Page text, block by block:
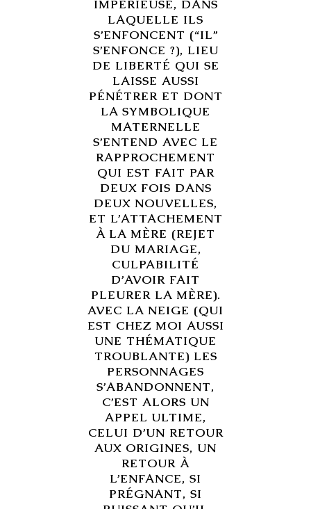
IMPÉRIEUSE, DANS
LAQUELLE ILS
S’ENFONCENT (“IL”
S’ENFONCE ?), LIEU
DE LIBERTÉ QUI SE
LAISSE AUSSI
PÉNÉTRER ET DONT
LA SYMBOLIQUE
MATERNELLE
S’ENTEND AVEC LE
RAPPROCHEMENT
QUI EST FAIT PAR
DEUX FOIS DANS
DEUX NOUVELLES,
ET L’ATTACHEMENT
À LA MÈRE (REJET
DU MARIAGE,
CULPABILITÉ
D’AVOIR FAIT
PLEURER LA MÈRE).
AVEC LA NEIGE (QUI
EST CHEZ MOI AUSSI
UNE THÉMATIQUE
TROUBLANTE) LES
PERSONNAGES
S’ABANDONNENT,
C’EST ALORS UN
APPEL ULTIME,
CELUI D’UN RETOUR
AUX ORIGINES, UN
RETOUR À
L’ENFANCE, SI
PRÉGNANT, SI